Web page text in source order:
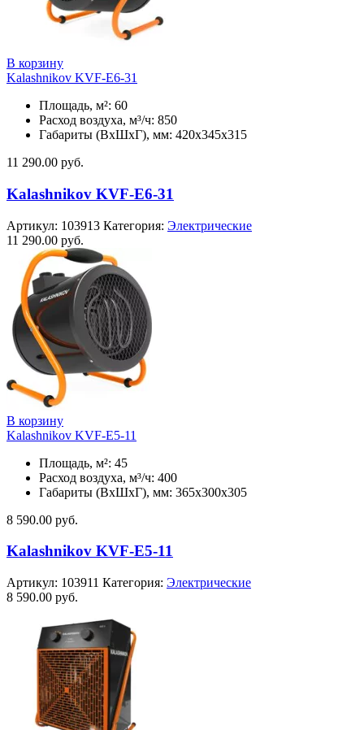
В корзину
Kalashnikov KVF-E6-31
Площадь, м²: 60
Расход воздуха, м³/ч: 850
Габариты (ВхШхГ), мм: 420x345x315
11 290.00 руб.
Kalashnikov KVF-E6-31
Артикул: 103913 Категория: Электрические
11 290.00 руб.
В корзину
Kalashnikov KVF-E5-11
Площадь, м²: 45
Расход воздуха, м³/ч: 400
Габариты (ВхШхГ), мм: 365x300x305
8 590.00 руб.
Kalashnikov KVF-E5-11
Артикул: 103911 Категория: Электрические
8 590.00 руб.